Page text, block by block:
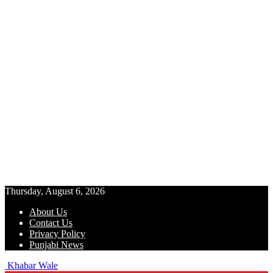
Thursday, August 6, 2026
About Us
Contact Us
Privacy Policy
Punjabi News
Khabar Wale